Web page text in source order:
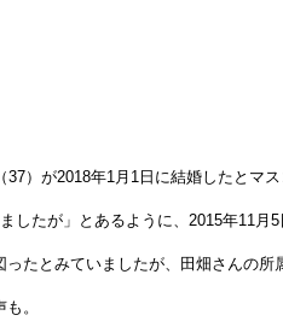
）が2018年1月1日に結婚したとマ
したが」とあるように、2015年11
たとみていましたが、田畑さんの所
。